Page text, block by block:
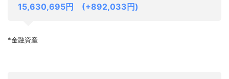
15,630,695円 (+892,033円)
*金融資産